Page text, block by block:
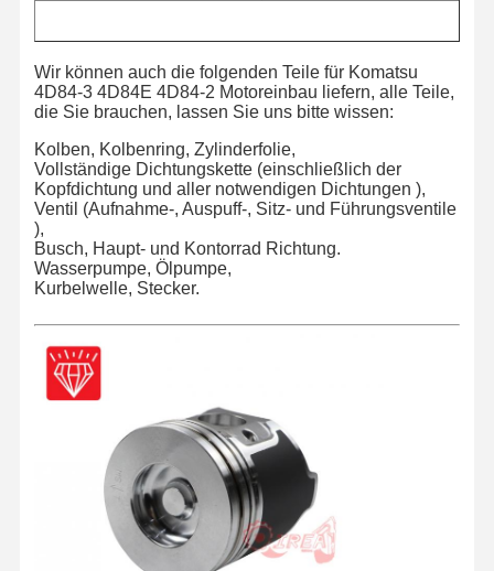
Startseite Produkte Über Uns
Wir können auch die folgenden Teile für Komatsu
4D84-3 4D84E 4D84-2 Motoreinbau liefern, alle Teile,
die Sie brauchen, lassen Sie uns bitte wissen:
Kolben, Kolbenring, Zylinderfolie,
Vollständige Dichtungskette (einschließlich der
Kopfdichtung und aller notwendigen Dichtungen ),
Ventil (Aufnahme-, Auspuff-, Sitz- und Führungsventile
),
Busch, Haupt- und Kontorrad Richtung.
Wasserpumpe, Ölpumpe,
Kurbelwelle, Stecker.